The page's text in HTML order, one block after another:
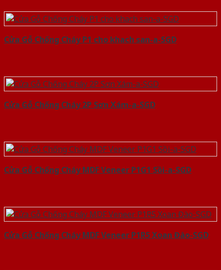
Cửa Gỗ Chống Cháy P1 cho khach san-a-SGD
Cửa Gỗ Chống Cháy 2P Sơn Xám-a-SGD
Cửa Gỗ Chống Cháy MDF Veneer P1G1 Sồi-a-SGD
Cửa Gỗ Chống Cháy MDF Veneer P1R5 Xoan Đào-SGD